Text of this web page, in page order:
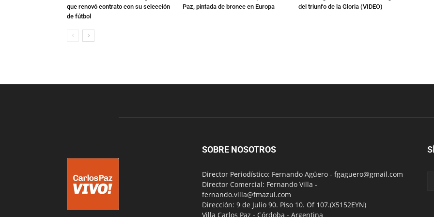
que renovó contrato con su selección
de fútbol
Paz, pintada de bronce en Europa
del triunfo de la Gloria (VIDEO)
SOBRE NOSOTROS
Director Periodístico: Fernando Agüero - fgaguero@gmail.com
Director Comercial: Fernando Villa -
fernando.villa@fmazul.com
Dirección: 9 de Julio 90. Piso 10. Of 107.(X5152EYN)
Villa Carlos Paz - Córdoba - Argentina